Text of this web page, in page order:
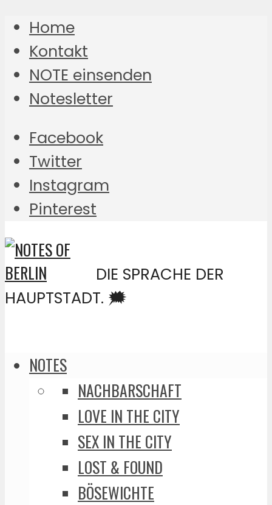
Home
Kontakt
NOTE einsenden
Notesletter
Facebook
Twitter
Instagram
Pinterest
DIE SPRACHE DER
HAUPTSTADT. 🗯️
NOTES
NACHBARSCHAFT
LOVE IN THE CITY
SEX IN THE CITY
LOST & FOUND
BÖSEWICHTE